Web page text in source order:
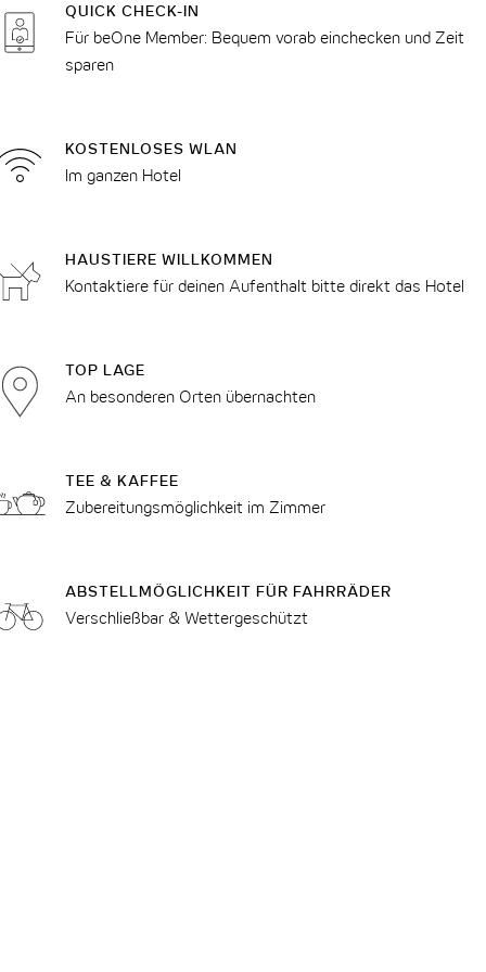
QUICK CHECK-IN
Für beOne Member: Bequem vorab einchecken und Zeit
sparen
KOSTENLOSES WLAN
Im ganzen Hotel
HAUSTIERE WILLKOMMEN
Kontaktiere für deinen Aufenthalt bitte direkt das Hotel
TOP LAGE
An besonderen Orten übernachten
TEE & KAFFEE
Zubereitungsmöglichkeit im Zimmer
ABSTELLMÖGLICHKEIT FÜR FAHRRÄDER
Verschließbar & Wettergeschützt